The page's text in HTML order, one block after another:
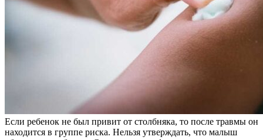
Если ребенок не был привит от столбняка, то после травмы он
находится в группе риска. Нельзя утверждать, что малыш